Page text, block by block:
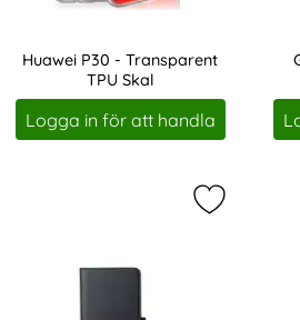
Huawei P30 - Transparent
TPU Skal
Art. nr 3756
Logga in för att handla
Art.
Markera